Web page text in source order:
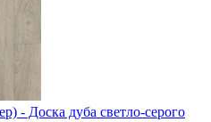
- Доска дуба светло-серого